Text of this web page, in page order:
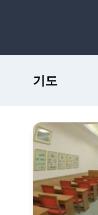
기도